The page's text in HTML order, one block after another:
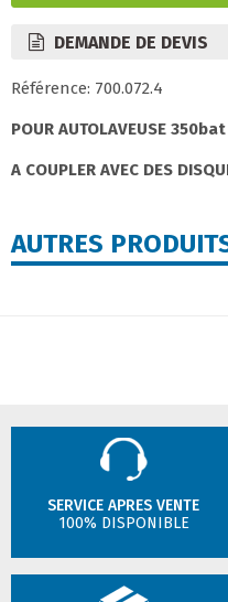
DEMANDE DE DEVIS
Référence: 700.072.4
POUR AUTOLAVEUSE
A COUPLER AVEC DES
AUTRES
SERVICE APRES VENTE
100% DISPONIBLE